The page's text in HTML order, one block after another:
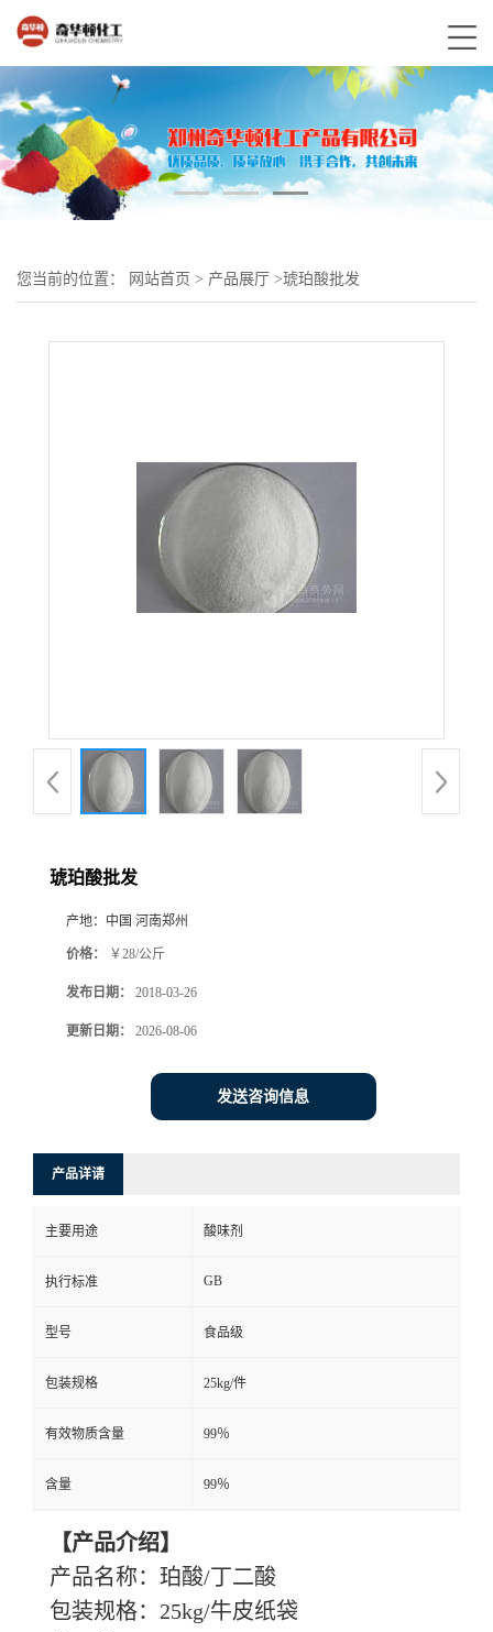
您当前的位置： 网站首页 > 产品展厅 >琥珀酸批发
琥珀酸批发
产地： 中国 河南郑州
价格： ￥28/公斤
发布日期： 2018-03-26
更新日期： 2026-08-06
发送咨询信息
产品详请
主要用途 酸味剂
执行标准 GB
型号 食品级
包装规格 25kg/件
有效物质含量 99％
含量 99％
【产品介绍】
产品名称：珀酸/丁二酸
包装规格： 25kg/牛皮纸袋